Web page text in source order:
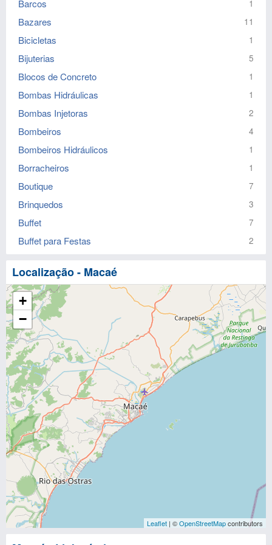
Barcos 1
Bazares 11
Bicicletas 1
Bijuterias 5
Blocos de Concreto 1
Bombas Hidráulicas 1
Bombas Injetoras 2
Bombeiros 4
Bombeiros Hidráulicos 1
Borracheiros 1
Boutique 7
Brinquedos 3
Buffet 7
Buffet para Festas 2
Localização - Macaé
+
−
Leaflet | ©OpenStreetMapcontributors